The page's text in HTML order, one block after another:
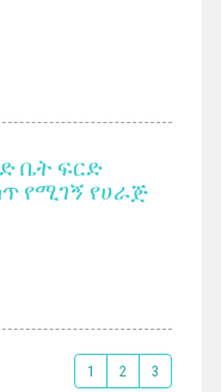
ቤት ፍርድ
የሚገኝ የሀራጅ
1 2 3